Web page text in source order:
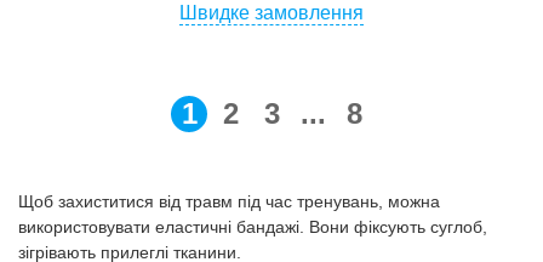
Швидке замовлення
1 2 3 ... 8
Щоб захиститися від травм під час тренувань, можна
використовувати еластичні бандажі. Вони фіксують суглоб,
зігрівають прилеглі тканини.